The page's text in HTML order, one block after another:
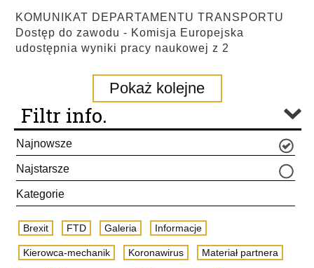
KOMUNIKAT DEPARTAMENTU TRANSPORTU
Dostęp do zawodu - Komisja Europejska
udostępnia wyniki pracy naukowej z 2
Pokaż kolejne
Filtr info.
Najnowsze
Najstarsze
Kategorie
Brexit FTD Galeria Informacje
Kierowca-mechanik Koronawirus Materiał partnera